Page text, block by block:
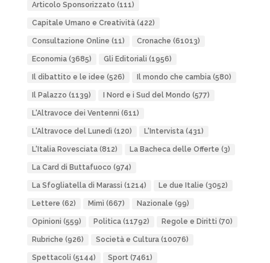
Articolo Sponsorizzato (111)
Capitale Umano e Creatività(422)
Consultazione Online (11) Cronache (61013)
Economia(3685) Gli Editoriali (1956)
Il dibattito e le idee (526) Il mondo che cambia(580)
Il Palazzo (1139) I Nord e i Sud del Mondo (577)
L'Altravoce dei Ventenni (611)
L'Altravoce del Lunedì (120) L'Intervista(431)
L'Italia Rovesciata(812) La Bacheca delle Offerte (3)
La Card di Buttafuoco (974)
La Sfogliatella di Marassi (1214) Le due Italie (3052)
Lettere (62) Mimì (667) Nazionale (99)
Opinioni (559) Politica(11792) Regole e Diritti (70)
Rubriche (926) Società e Cultura(10076)
Spettacoli (5144) Sport(7461)